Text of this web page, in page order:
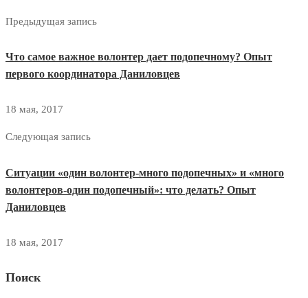
Предыдущая запись
Что самое важное волонтер дает подопечному? Опыт
первого координатора Даниловцев
18 мая, 2017
Следующая запись
Ситуации «один волонтер-много подопечных» и «много
волонтеров-один подопечный»: что делать? Опыт
Даниловцев
18 мая, 2017
Поиск